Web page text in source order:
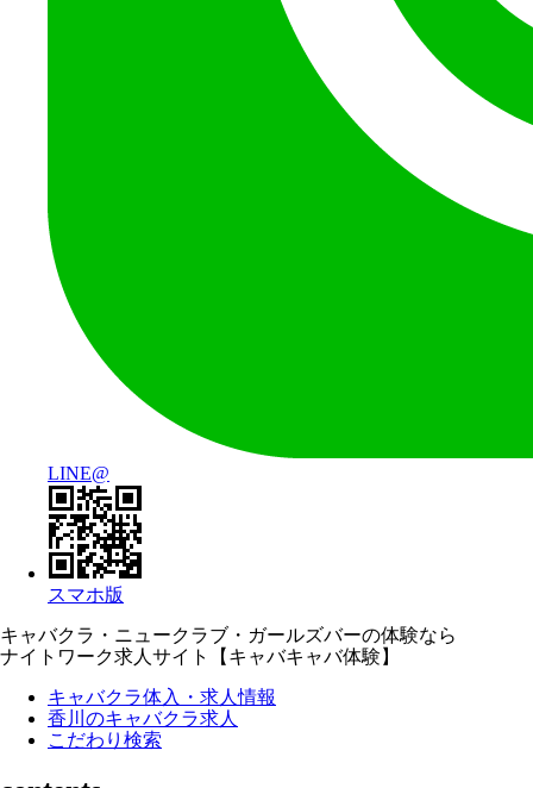
LINE@
スマホ版
キャバクラ・ニュークラブ・ガールズバーの体験なら
ナイトワーク求人サイト【キャバキャバ体験】
キャバクラ体入・求人情報
香川のキャバクラ求人
こだわり検索